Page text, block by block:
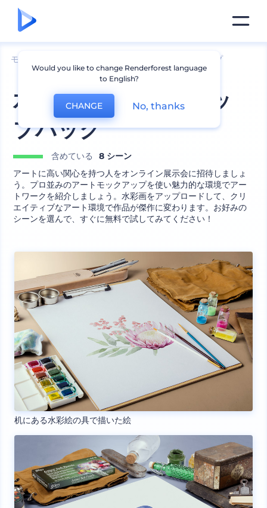
モックアップ 文房具のモックアップ
水彩アートモックアッ
プパック
含めている
8 シーン
アートに高い関心を持つ人をオンライン展示会に招待しましょ
う。プロ並みのアートモックアップを使い魅力的な環境でアー
トワークを紹介しましょう。水彩画をアップロードして、クリ
エイティブなアート環境で作品が傑作に変わります。お好みの
シーンを選んで、すぐに無料で試してみてください！
机にある水彩絵の具で描いた絵
Would you like to change Renderforest language
to English?
CHANGE No, thanks